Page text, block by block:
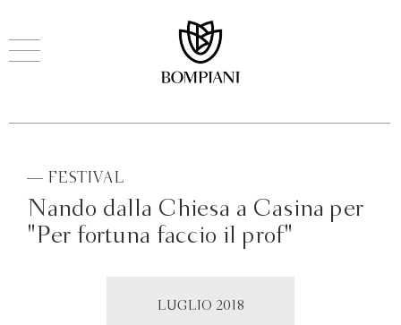
— FESTIVAL
Nando dalla Chiesa a Casina per
"Per fortuna faccio il prof"
LUGLIO 2018